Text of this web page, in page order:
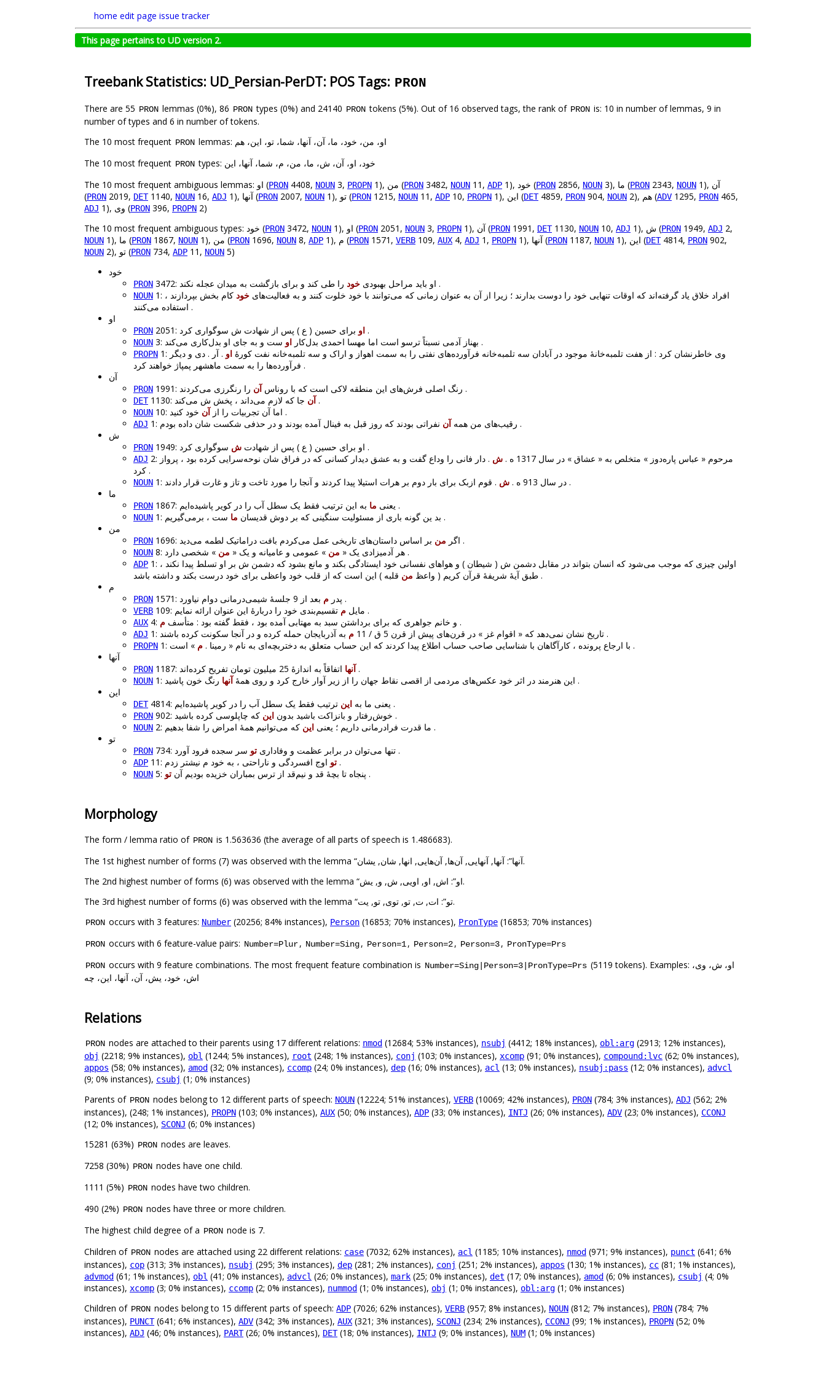
home edit page issue tracker
This page pertains to UD version 2.
Treebank Statistics: UD_Persian-PerDT: POS Tags: PRON
There are 55 PRON lemmas (0%), 86 PRON types (0%) and 24140 PRON tokens (5%). Out of 16 observed tags, the rank of PRON is: 10 in number of lemmas, 9 in
number of types and 6 in number of tokens.
The 10 most frequent PRON
lemmas: او، من، خود، ما، آن، آنها، شما، تو، این، هم
The 10 most frequent PRON
types: خود، او، آن، ش، ما، من، م، شما، آنها، این
The 10 most frequent ambiguous lemmas: او (PRON 4408, NOUN 3, PROPN 1), من (PRON 3482, NOUN 11, ADP 1), خود (PRON 2856, NOUN 3), ما (PRON 2343, NOUN 1), آن
(PRON 2019, DET1140, NOUN 16, ADJ 1), آنها (PRON 2007, NOUN 1), تو (PRON 1215, NOUN 11, ADP 10, PROPN 1), این (DET4859, PRON 904, NOUN 2), هم (ADV 1295, PRON 465,
ADJ 1), وی (PRON 396, PROPN 2)
The 10 most frequent ambiguous types: خود (PRON 3472, NOUN 1), او (PRON 2051, NOUN 3, PROPN 1), آن (PRON 1991, DET1130, NOUN 10, ADJ 1), ش (PRON 1949, ADJ 2,
NOUN 1), ما (PRON 1867, NOUN 1), من (PRON 1696, NOUN 8, ADP 1), م (PRON 1571, VERB 109, AUX 4, ADJ 1, PROPN 1), آنها (PRON 1187, NOUN 1), این (DET4814, PRON 902,
NOUN 2), تو (PRON 734, ADP 11, NOUN 5)
خود
PRON 3472: او باید مراحل بهبودی خود را طی کند و برای بازگشت به میدان عجله نکند .
NOUN 1: افراد خلاق یاد گرفته‌اند که اوقات تنهایی خود را دوست بدارند ؛ زیرا از آن به عنوان زمانی که می‌توانند با خود خلوت کنند و به فعالیت‌های خود کام بخش بپردازند ،
استفاده می‌کنند .
او
PRON 2051: او برای حسین ( ع ) پس از شهادت ش سوگواری کرد .
NOUN 3: بهناز آدمی نسبتاً ترسو است اما مهسا احمدی بدل‌کار او ست و به جای او بدل‌کاری می‌کند .
PROPN 1: وی خاطرنشان کرد : از هفت تلمبه‌خانهٔ موجود در آبادان سه تلمبه‌خانه فرآورده‌های نفتی را به سمت اهواز و اراک و سه تلمبه‌خانه نفت کورهٔ او . آر . دی و دیگر
فرآورده‌ها را به سمت ماهشهر پمپاژ خواهند کرد .
آن
PRON 1991: رنگ اصلی فرش‌های این منطقه لاکی است که با روناس آن را رنگرزی می‌کردند .
DET1130: آن جا که لازم می‌داند ، پخش ش می‌کند .
NOUN 10: اما آن تجربیات را از آن خود کنید .
ADJ 1: رقیب‌های من همه آن
نفراتی بودند که روز قبل به فینال آمده بودند و در حذفی شکست شان داده بودم .
ش
PRON 1949: او برای حسین ( ع ) پس از شهادت ش سوگواری کرد .
ADJ 2: مرحوم « عباس پاره‌دوز » متخلص به « عشاق » در سال 1317 ه . ش . دار فانی را وداع گفت و به عشق دیدار کسانی که در فراق شان نوحه‌سرایی کرده بود ، پرواز
کرد .
NOUN 1: در سال 913 ه . ش
. قوم ازبک برای بار دوم بر هرات استیلا پیدا کردند و آنجا را مورد تاخت و تاز و غارت قرار دادند .
ما
PRON 1867: یعنی ما به این ترتیب فقط یک سطل آب را در کویر پاشیده‌ایم .
NOUN 1: بد ین گونه باری از مسئولیت سنگینی که بر دوش قدیسان ما
ست ، برمی‌گیریم .
من
PRON 1696: اگر من بر اساس داستان‌های تاریخی عمل می‌کردم بافت دراماتیک لطمه می‌دید .
NOUN 8: هر آدمیزادی یک « من » عمومی و عامیانه و یک « من » شخصی دارد .
ADP 1: اولین چیزی که موجب می‌شود که انسان بتواند در مقابل دشمن ش ( شیطان ) و هواهای نفسانی خود ایستادگی بکند و مانع بشود که دشمن ش بر او تسلط پیدا نکند ،
طبق آیهٔ شریفهٔ قرآن کریم ( واعظ من
قلبه ) این است که از قلب خود واعظی برای خود درست بکند و داشته باشد .
م
PRON 1571: پدر م بعد از 9 جلسهٔ شیمی‌درمانی دوام نیاورد .
VERB 109: مایل م تقسیم‌بندی خود را دربارهٔ این عنوان ارائه نمایم .
AUX 4: و خانم جواهری که برای برداشتن سبد به مهتابی آمده بود ، فقط گفته بود : متأسف م .
ADJ 1: تاریخ نشان نمی‌دهد که « اقوام غز » در قرن‌های پیش از قرن 5 ق / 11 م به آذربایجان حمله کرده و در آنجا سکونت کرده باشند .
PROPN 1: با ارجاع پرونده ، کارآگاهان با شناسایی صاحب حساب اطلاع پیدا کردند که این حساب متعلق به دختربچه‌ای به نام « رمینا . م
» است .
آنها
PRON 1187: آنها اتفاقاً به اندازهٔ 25 میلیون تومان تفریح کرده‌اند .
NOUN 1: این هنرمند در اثر خود عکس‌های مردمی از اقصی نقاط جهان را از زیر آوار خارج کرد و روی همهٔ آنها
رنگ خون پاشید .
این
DET 4814: یعنی ما به این ترتیب فقط یک سطل آب را در کویر پاشیده‌ایم .
PRON 902: خوش‌رفتار و بانزاکت باشید بدون این که چاپلوسی کرده باشید .
NOUN 2: ما قدرت فرادرمانی داریم ؛ یعنی این
که می‌توانیم همهٔ امراض را شفا بدهیم .
تو
PRON 734: تنها می‌توان در برابر عظمت و وفاداری تو سر سجده فرود آورد .
ADP 11: تو اوج افسردگی و ناراحتی ، به خود م نیشتر زدم .
NOUN 5: پنجاه تا بچهٔ قد و نیم‌قد از ترس بمباران خزیده بودیم آن تو .
Morphology
The form / lemma ratio of PRON is 1.563636 (the average of all parts of speech is 1.486683).
The 1st highest number of forms (7) was observed with the lemma “آنها”: آنها, آنهایی, آن‌ها, آن‌هایی, انها, شان, یشان.
The 2nd highest number of forms (6) was observed with the lemma “او”: اش, او, اویی, ش, و, یش.
The 3rd highest number of forms (6) was observed with the lemma “تو”: ات, ت, تو, توی, تو‌, یت.
PRON occurs with 3 features: Number (20256; 84% instances), Person (16853; 70% instances), PronType (16853; 70% instances)
PRON occurs with 6 feature-value pairs: Number=Plur, Number=Sing, Person=1, Person=2, Person=3, PronType=Prs
PRON occurs with 9 feature combinations. The most frequent feature combination is Number=Sing|Person=3|PronType=Prs (5119 tokens). Examples: او، ش، وی،
اش، خود، یش، آن، آنها، این، چه
Relations
PRON nodes are attached to their parents using 17 different relations: nmod (12684; 53% instances), nsubj (4412; 18% instances), obl:arg (2913; 12% instances),
obj (2218; 9% instances), obl (1244; 5% instances), root (248; 1% instances), conj (103; 0% instances), xcomp (91; 0% instances), compound:lvc (62; 0% instances),
appos (58; 0% instances), amod (32; 0% instances), ccomp (24; 0% instances), dep (16; 0% instances), acl (13; 0% instances), nsubj:pass (12; 0% instances), advcl
(9; 0% instances), csubj (1; 0% instances)
Parents of PRON nodes belong to 12 different parts of speech: NOUN (12224; 51% instances), VERB (10069; 42% instances), PRON (784; 3% instances), ADJ (562; 2%
instances), (248; 1% instances), PROPN (103; 0% instances), AUX (50; 0% instances), ADP (33; 0% instances), INTJ (26; 0% instances), ADV (23; 0% instances), CCONJ
(12; 0% instances), SCONJ (6; 0% instances)
15281 (63%) PRON nodes are leaves.
7258 (30%) PRON nodes have one child.
1111 (5%) PRON nodes have two children.
490 (2%) PRON nodes have three or more children.
The highest child degree of a PRON node is 7.
Children of PRON nodes are attached using 22 different relations: case (7032; 62% instances), acl (1185; 10% instances), nmod (971; 9% instances), punct (641; 6%
instances), cop (313; 3% instances), nsubj (295; 3% instances), dep (281; 2% instances), conj (251; 2% instances), appos (130; 1% instances), cc (81; 1% instances),
advmod (61; 1% instances), obl (41; 0% instances), advcl (26; 0% instances), mark (25; 0% instances), det (17; 0% instances), amod (6; 0% instances), csubj (4; 0%
instances), xcomp (3; 0% instances), ccomp (2; 0% instances), nummod (1; 0% instances), obj (1; 0% instances), obl:arg (1; 0% instances)
Children of PRON nodes belong to 15 different parts of speech: ADP (7026; 62% instances), VERB (957; 8% instances), NOUN (812; 7% instances), PRON (784; 7%
instances), PUNCT(641; 6% instances), ADV (342; 3% instances), AUX (321; 3% instances), SCONJ (234; 2% instances), CCONJ (99; 1% instances), PROPN (52; 0%
instances), ADJ (46; 0% instances), PART(26; 0% instances), DET(18; 0% instances), INTJ (9; 0% instances), NUM (1; 0% instances)